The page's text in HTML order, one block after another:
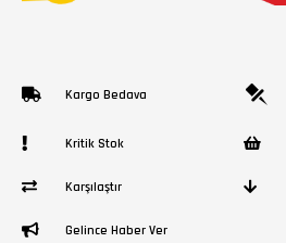
Kargo Bedava
Kritik Stok
Karşılaştır
Gelince Haber Ver